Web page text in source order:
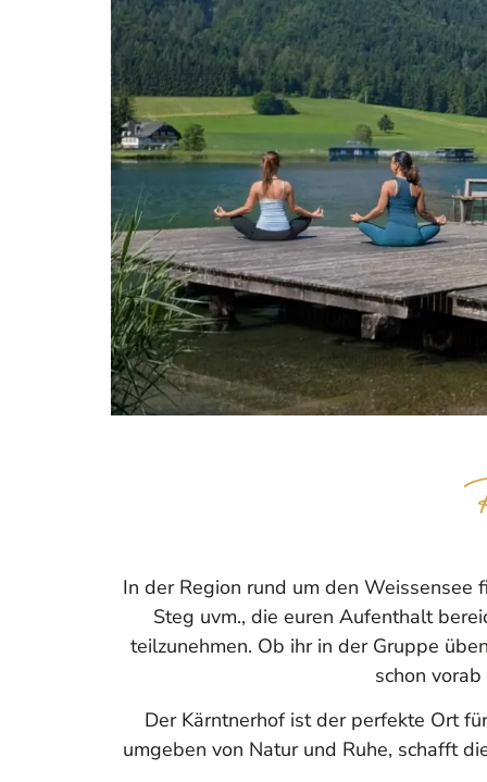
In der Region rund um den Weissensee
Steg uvm., die euren Aufenthalt
teilzunehmen. Ob ihr in der Gruppe
schon
Der Kärntnerhof ist der perfekte Ort
umgeben von Natur und Ruhe, schafft